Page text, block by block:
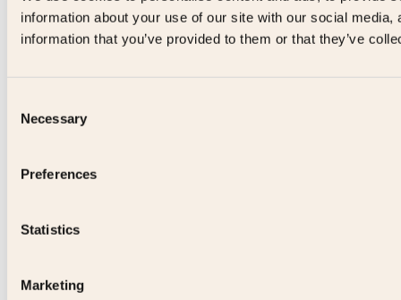
information about your use of our site with our social
information that you’ve provided to them or that they’ve
Selection
Necessary
Preferences
Statistics
Marketing